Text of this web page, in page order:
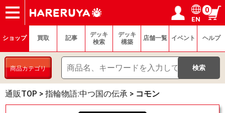
ショップ
買取
記事
デッキ検索
デッキ構築
選手一覧
店舗一覧
イベント
ヘルプ
お問い合わせ ログイン／会員登録
マイページ
EN
0
ショップ 買取 記事
デッキ
検索
デッキ
構築
店舗一覧 イベント ヘルプ
商品カテゴリ
通販TOP > 指輪物語:中つ国の伝承 > コモン